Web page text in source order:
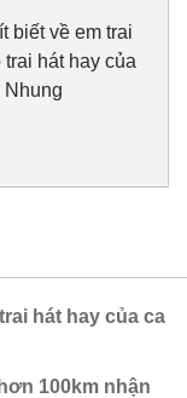
biết về em trai
trai hát hay của
Nhung
hát hay của ca
100km nhận